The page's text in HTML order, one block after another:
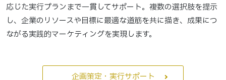
応じた実行プランまで一貫してサポート。複数の選択肢を提示
し、企業のリソースや目標に最適な道筋を共に描き、成果につ
ながる実践的マーケティングを実現します。
企画策定・実行サポート